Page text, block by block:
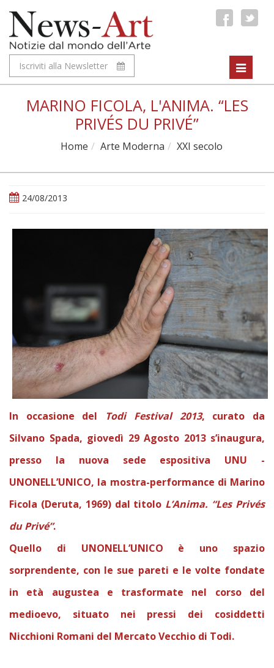
Iscriviti alla Newsletter
Toggle
MARINO FICOLA, L'ANIMA. “LES
PRIVÉS DU PRIVÉ”
Home Arte Moderna XXI secolo
24/08/2013
In occasione del Todi Festival 2013, curato da
Silvano Spada, giovedì 29 Agosto 2013 s’inaugura,
presso la nuova sede espositiva UNU -
UNONELL’UNICO, la mostra-performance di Marino
Ficola (Deruta, 1969) dal titolo L’Anima. “Les Privés
du Privé”.
Quello di UNONELL’UNICO è uno spazio
sorprendente, con le sue pareti e le volte fondate
in età augustea e trasformate nel corso del
medioevo, situato nei pressi dei cosiddetti
Nicchioni Romani del Mercato Vecchio di Todi.